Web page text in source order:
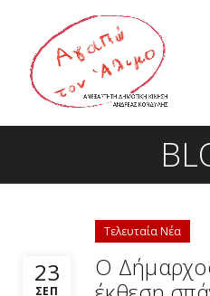
23
ΣΕΠ
Τελευταία Νέα
Ο